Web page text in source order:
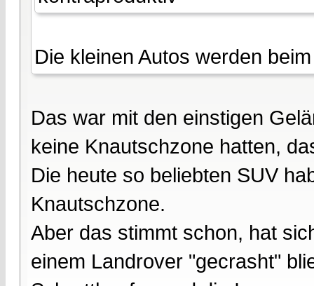
Die kleinen Autos werden
Das war mit den einstigen
keine Knautschzone hatten,
Die heute so beliebten SUV
Knautschzone.
Aber das stimmt schon, hat
einem Landrover "gecrasht"